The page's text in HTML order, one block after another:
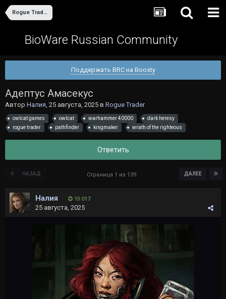
Rogue Trader
BioWare Russian Community
Поддержать BRC на Boosty
Адептус Амасекус
Автор Налия, 25 августа, 2025 в Rogue Trader
owlcat games owlcat warhammer 40000
dark heresy
rogue trader
pathfinder kingmaker wrath of the righteous
Ответить
НАЗАД ДАЛЕЕ
Страница 1 из 139
Налия 15 017
25 августа, 2025